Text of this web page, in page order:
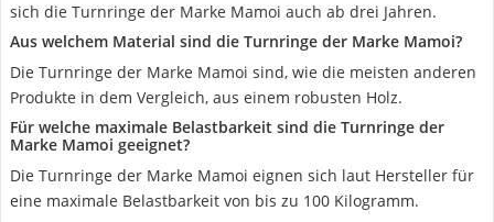
sich die Turnringe der Marke Mamoi auch ab drei Jahren.
Aus welchem Material sind die Turnringe der Marke Mamoi?
Die Turnringe der Marke Mamoi sind, wie die meisten anderen
Produkte in dem Vergleich, aus einem robusten Holz.
Für welche maximale Belastbarkeit sind die Turnringe der
Marke Mamoi geeignet?
Die Turnringe der Marke Mamoi eignen sich laut Hersteller für
eine maximale Belastbarkeit von bis zu 100 Kilogramm.